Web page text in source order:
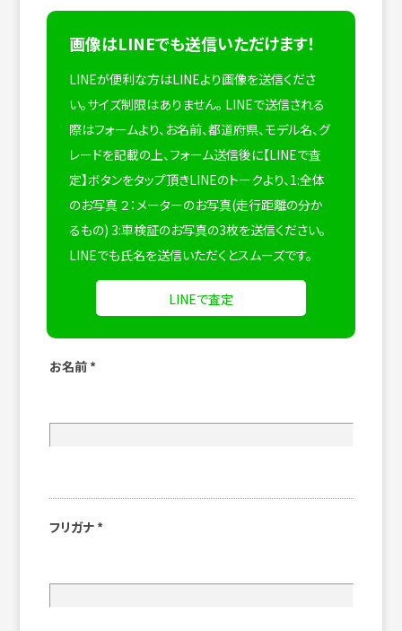
画像はLINEでも送信いただけます！
LINEが便利な方はLINEより画像を送信くださ
い。サイズ制限はありません。 LINEで送信される
際はフォームより、お名前、都道府県、モデル名、グ
レードを記載の上、フォーム送信後に【LINEで査
定】ボタンをタップ頂きLINEのトークより、1:全体
のお写真 ２：メーターのお写真(走行距離の分か
るもの) 3:車検証のお写真の3枚を送信ください。
LINEでも氏名を送信いただくとスムーズです。
LINEで査定
お名前 *
フリガナ *